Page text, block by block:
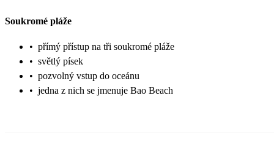
Soukromé pláže
• přímý přístup na tři soukromé pláže
• světlý písek
• pozvolný vstup do oceánu
• jedna z nich se jmenuje Bao Beach